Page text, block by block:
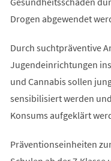
Drogen abgewendet
Durch suchtpräventive
Jugendeinrichtungen
und Cannabis sollen
sensibilisiert werden
Konsums aufgeklärt
Präventionseinheiten